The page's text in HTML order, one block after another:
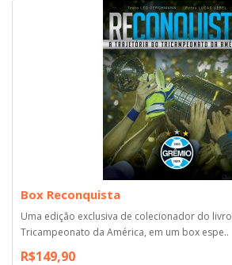
Box Reconquista
Uma edição exclusiva de colecionador do
Tricampeonato da América, em um box espe..
R$149,90